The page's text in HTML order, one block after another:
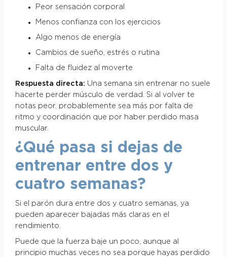
Peor sensación corporal
Menos confianza con los ejercicios
Algo menos de energía
Cambios de sueño, estrés o rutina
Falta de fluidez al moverte
Respuesta directa: Una semana sin entrenar no suele
hacerte perder músculo de verdad. Si al volver te
notas peor, probablemente sea más por falta de
ritmo y coordinación que por haber perdido masa
muscular.
¿Qué pasa si dejas de
entrenar entre dos y
cuatro semanas?
Si el parón dura entre dos y cuatro semanas, ya
pueden aparecer bajadas más claras en el
rendimiento.
Puede que la fuerza baje un poco, aunque al
principio muchas veces no sea porque hayas perdido